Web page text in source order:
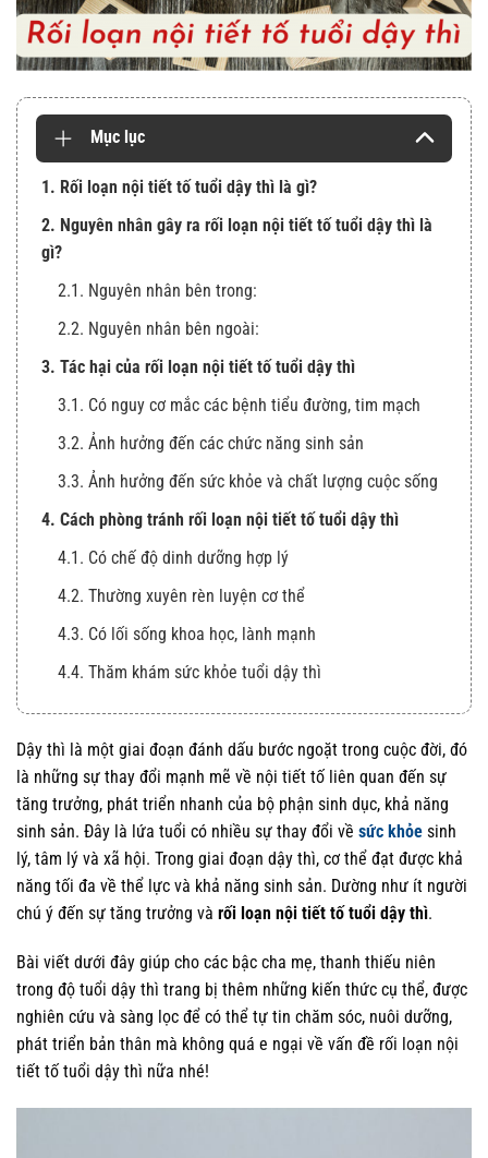
Mục lục
1. Rối loạn nội tiết tố tuổi dậy thì là gì?
2. Nguyên nhân gây ra rối loạn nội tiết tố tuổi dậy thì là
gì?
2.1. Nguyên nhân bên trong:
2.2. Nguyên nhân bên ngoài:
3. Tác hại của rối loạn nội tiết tố tuổi dậy thì
3.1. Có nguy cơ mắc các bệnh tiểu đường, tim mạch
3.2. Ảnh hưởng đến các chức năng sinh sản
3.3. Ảnh hưởng đến sức khỏe và chất lượng cuộc sống
4. Cách phòng tránh rối loạn nội tiết tố tuổi dậy thì
4.1. Có chế độ dinh dưỡng hợp lý
4.2. Thường xuyên rèn luyện cơ thể
4.3. Có lối sống khoa học, lành mạnh
4.4. Thăm khám sức khỏe tuổi dậy thì
Dậy thì là một giai đoạn đánh dấu bước ngoặt trong cuộc đời, đó
là những sự thay đổi mạnh mẽ về nội tiết tố liên quan đến sự
tăng trưởng, phát triển nhanh của bộ phận sinh dục, khả năng
sinh sản. Đây là lứa tuổi có nhiều sự thay đổi về sức khỏe sinh
lý, tâm lý và xã hội. Trong giai đoạn dậy thì, cơ thể đạt được khả
năng tối đa về thể lực và khả năng sinh sản. Dường như ít người
chú ý đến sự tăng trưởng và rối loạn nội tiết tố tuổi dậy thì.
Bài viết dưới đây giúp cho các bậc cha mẹ, thanh thiếu niên
trong độ tuổi dậy thì trang bị thêm những kiến thức cụ thể, được
nghiên cứu và sàng lọc để có thể tự tin chăm sóc, nuôi dưỡng,
phát triển bản thân mà không quá e ngại về vấn đề rối loạn nội
tiết tố tuổi dậy thì nữa nhé!